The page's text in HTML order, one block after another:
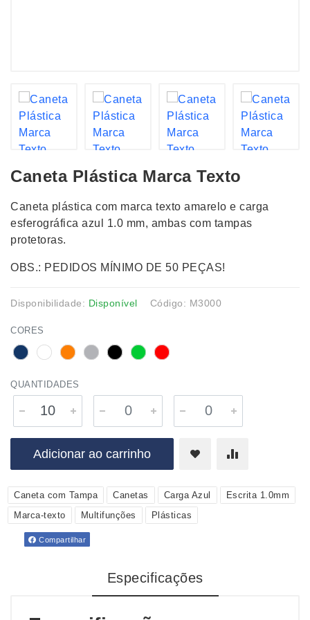
Caneta Plástica Marca Texto
Caneta plástica com marca texto amarelo e carga
esferográfica azul 1.0 mm, ambas com tampas
protetoras.
OBS.: PEDIDOS MÍNIMO DE 50 PEÇAS!
Disponibilidade: Disponível Código: M3000
CORES
QUANTIDADES
Adicionar ao carrinho
Caneta com Tampa Canetas Carga Azul
Escrita 1.0mm
Marca-texto
Multifunções Plásticas
Compartilhar
Especificações